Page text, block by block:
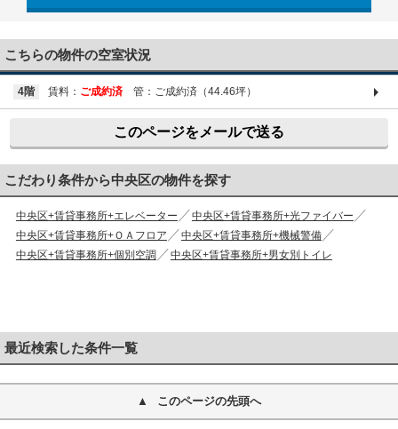
こちらの物件の空室状況
4階 賃料： ご成約済 管：ご成約済（44.46坪）
このページをメールで送る
こだわり条件から中央区の物件を探す
中央区+賃貸事務所+エレベーター
中央区+賃貸事務所+光ファイバー
中央区+賃貸事務所+ＯＡフロア
中央区+賃貸事務所+機械警備
中央区+賃貸事務所+個別空調
中央区+賃貸事務所+男女別トイレ
最近検索した条件一覧
このページの先頭へ